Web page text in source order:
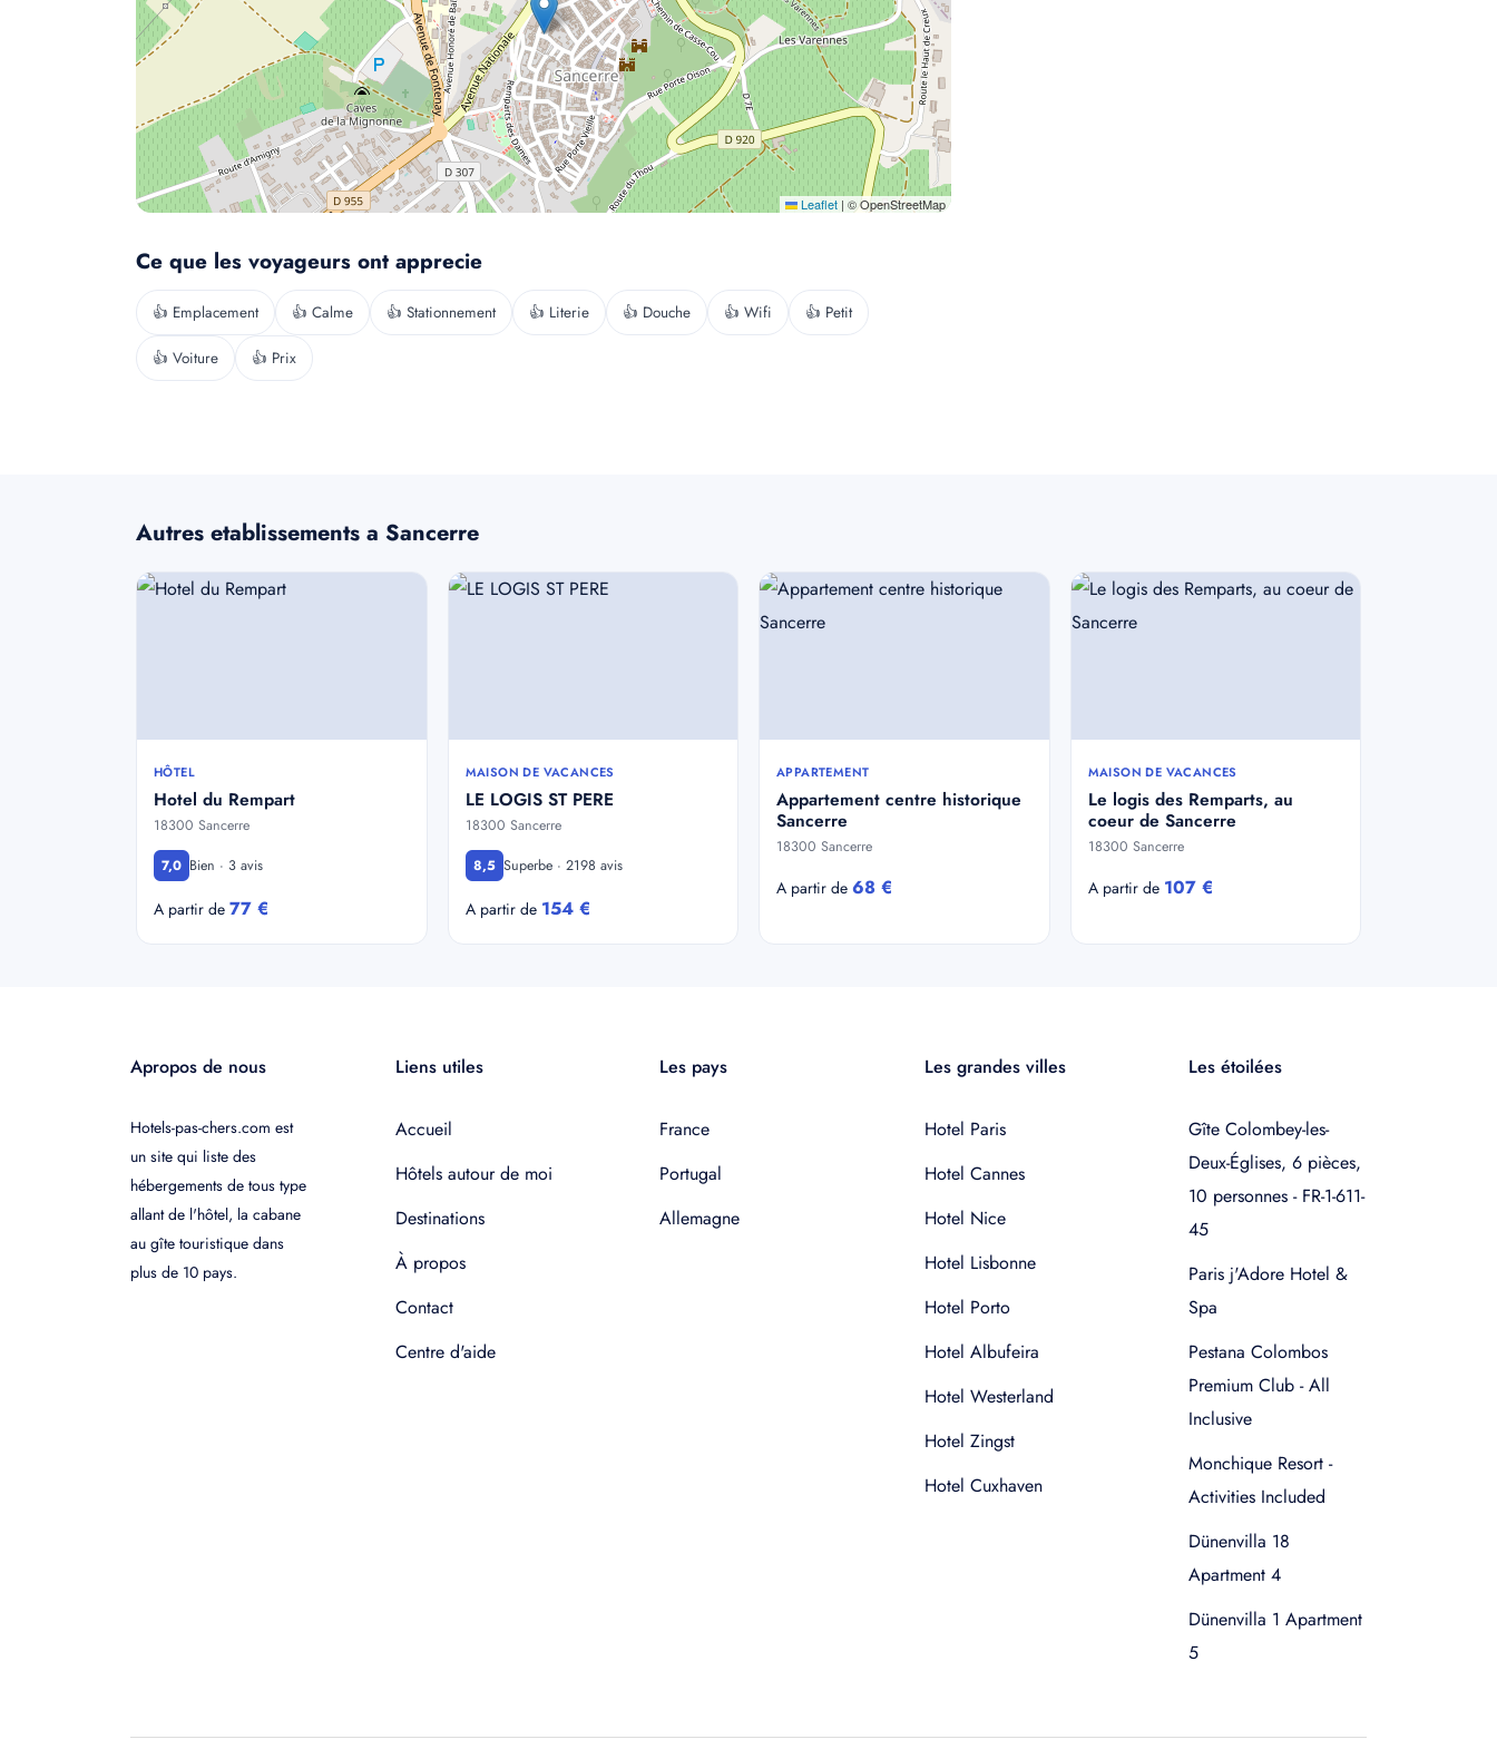
Leaflet | © OpenStreetMap
Ce que les voyageurs ont apprecie
👍 Emplacement 👍 Calme 👍 Stationnement 👍 Literie 👍 Douche 👍 Wifi 👍 Petit
👍 Voiture 👍 Prix
Autres etablissements a Sancerre
HÔTEL
Hotel du Rempart
18300 Sancerre
7,0 Bien · 3 avis
A partir de 77 €
MAISON DE VACANCES
LE LOGIS ST PERE
18300 Sancerre
8,5 Superbe · 2198 avis
A partir de 154 €
APPARTEMENT
Appartement centre historique
Sancerre
18300 Sancerre
A partir de 68 €
MAISON DE VACANCES
Le logis des Remparts, au
coeur de Sancerre
18300 Sancerre
A partir de 107 €
Apropos de nous
Hotels-pas-chers.com est
un site qui liste des
hébergements de tous type
allant de l'hôtel, la cabane
au gîte touristique dans
plus de 10 pays.
Liens utiles
Accueil
Hôtels autour de moi
Destinations
À propos
Contact
Centre d'aide
Les pays
France
Portugal
Allemagne
Les grandes villes
Hotel Paris
Hotel Cannes
Hotel Nice
Hotel Lisbonne
Hotel Porto
Hotel Albufeira
Hotel Westerland
Hotel Zingst
Hotel Cuxhaven
Les étoilées
Gîte Colombey-les-
Deux-Églises, 6 pièces,
10 personnes - FR-1-611-
45
Paris j'Adore Hotel &
Spa
Pestana Colombos
Premium Club - All
Inclusive
Monchique Resort -
Activities Included
Dünenvilla 18
Apartment 4
Dünenvilla 1 Apartment
5